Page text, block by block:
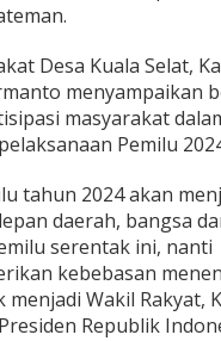
Desa Kuala Selat,
menyampaikan
masyarakat
Pemilu
tahun 2024 akan
daerah, bangsa
serentak ini, nanti
kebebasan
menjadi Wakil Rakyat,
Republik